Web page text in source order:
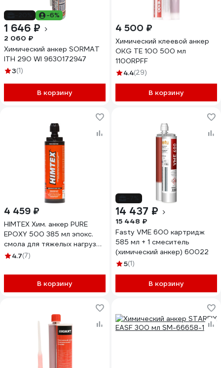
-6%
1 646 ₽
2 060 ₽
Химический анкер SORMAT
ITH 290 WI 9630172947
3(1)
В корзину
4 500 ₽
Химический клеевой анкер
OKG TE 100 500 мл
1100RPFF
4.4(29)
В корзину
4 459 ₽
HIMTEX Хим. анкер PURE
EPOXY 500 385 мл эпокс.
смола для тяжелых нагрузок
+ 1 насадка HIM500385
4.7(7)
В корзину
14 437 ₽
15 448 ₽
Fasty VME 600 картридж
585 мл + 1 смеситель
(химический анкер) 60022
5(1)
В корзину